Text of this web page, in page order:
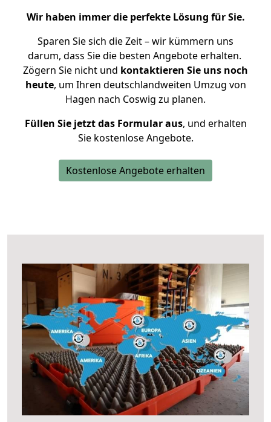
Wir haben immer die perfekte Lösung für Sie.
Sparen Sie sich die Zeit – wir kümmern uns
darum, dass Sie die besten Angebote erhalten.
Zögern Sie nicht und kontaktieren Sie uns noch
heute, um Ihren deutschlandweiten Umzug von
Hagen nach Coswig zu planen.
Füllen Sie jetzt das Formular aus, und erhalten
Sie kostenlose Angebote.
Kostenlose Angebote erhalten